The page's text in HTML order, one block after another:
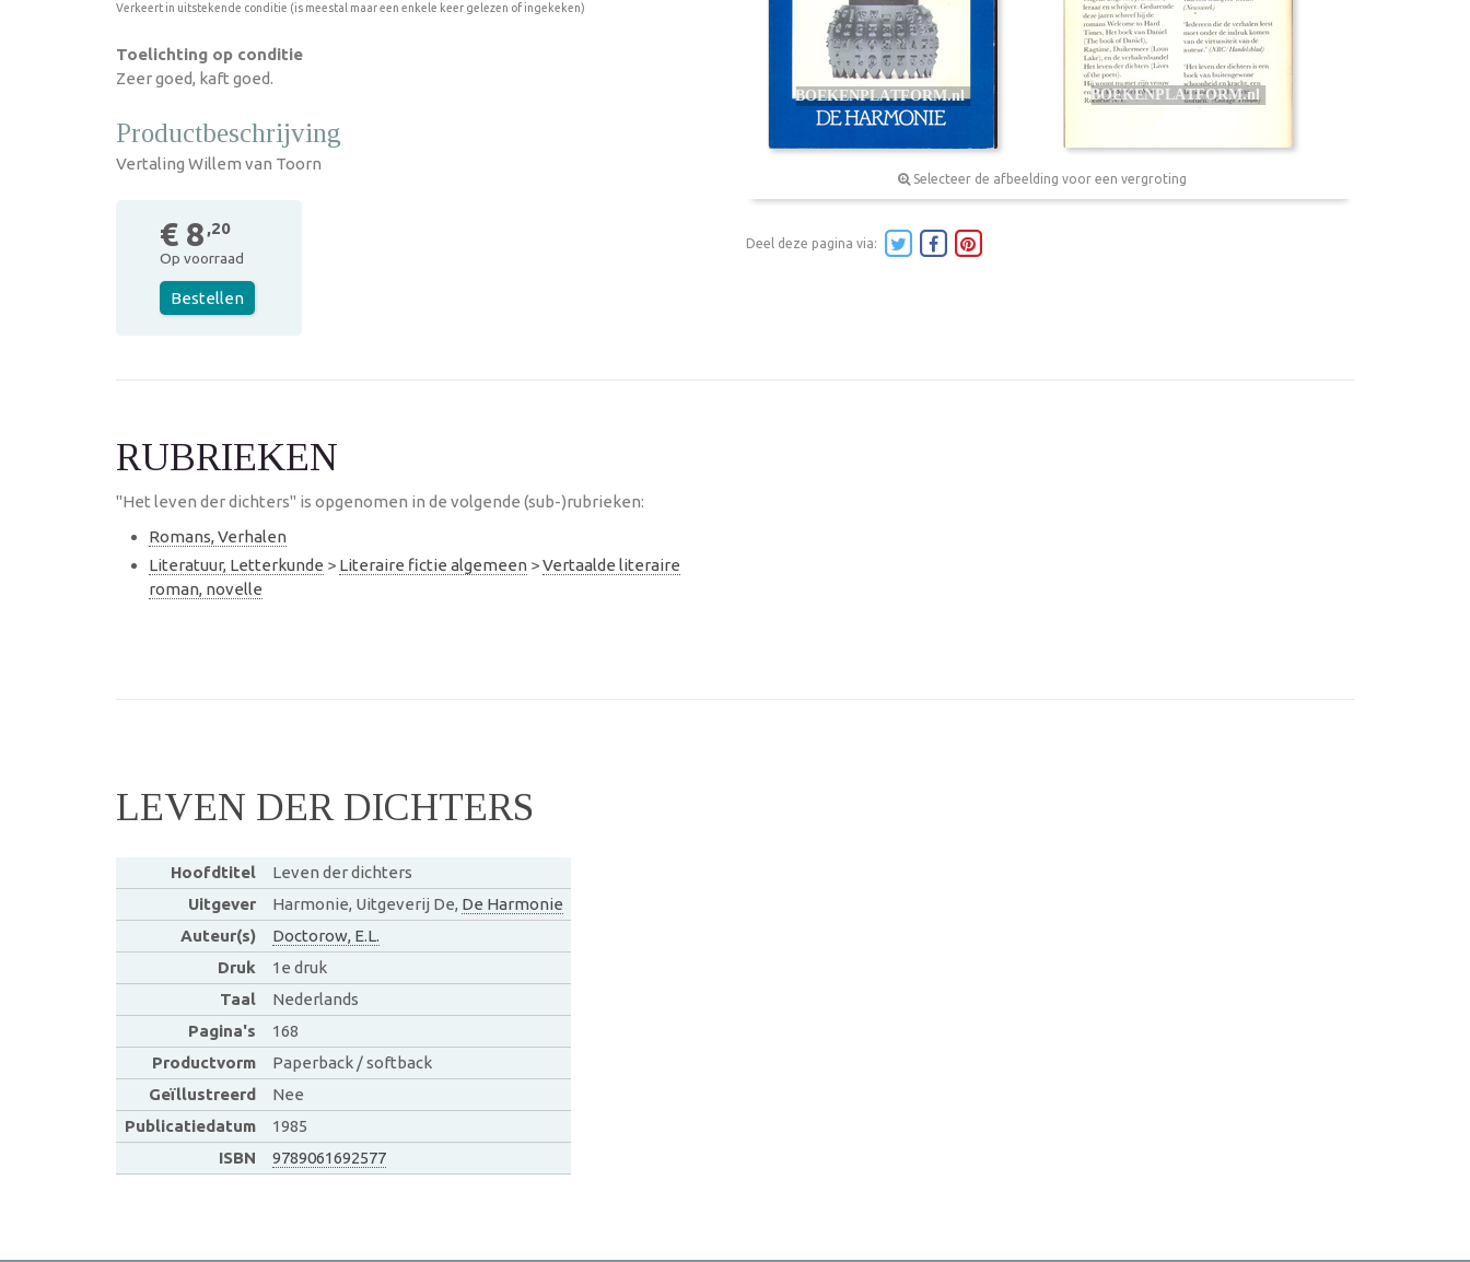
Verkeert in uitstekende conditie (is meestal maar een enkele keer gelezen of ingekeken)
Toelichting op conditie
Zeer goed, kaft goed.
Productbeschrijving
Vertaling Willem van Toorn
€ 8 ,20
Op voorraad
Bestellen
Selecteer de afbeelding voor een vergroting
Deel deze pagina via:
RUBRIEKEN
"Het leven der dichters" is opgenomen in de volgende (sub-)rubrieken:
Romans, Verhalen
Literatuur, Letterkunde > Literaire fictie algemeen >Vertaalde literaire
roman, novelle
LEVEN DER DICHTERS
Hoofdtitel
Leven der dichters
Uitgever
Harmonie, Uitgeverij De, De Harmonie
Auteur(s)
Doctorow, E.L.
Druk
1e druk
Taal
Nederlands
Pagina's
168
Productvorm
Paperback / softback
Geïllustreerd
Nee
Publicatiedatum
1985
ISBN
9789061692577